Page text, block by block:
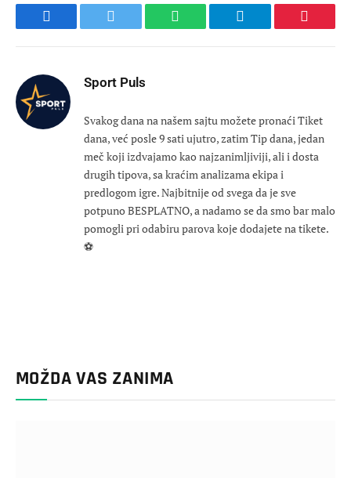
Facebook Twitter WhatsApp Telegram
Sport Puls
Svakog dana na našem sajtu možete pronaći Tiket
dana, već posle 9 sati ujutro, zatim Tip dana, jedan
meč koji izdvajamo kao najzanimljiviji, ali i dosta
drugih tipova, sa kraćim analizama ekipa i
predlogom igre. Najbitnije od svega da je sve
potpuno BESPLATNO, a nadamo se da smo bar malo
pomogli pri odabiru parova koje dodajete na tikete.
⚽
MOŽDA VAS ZANIMA